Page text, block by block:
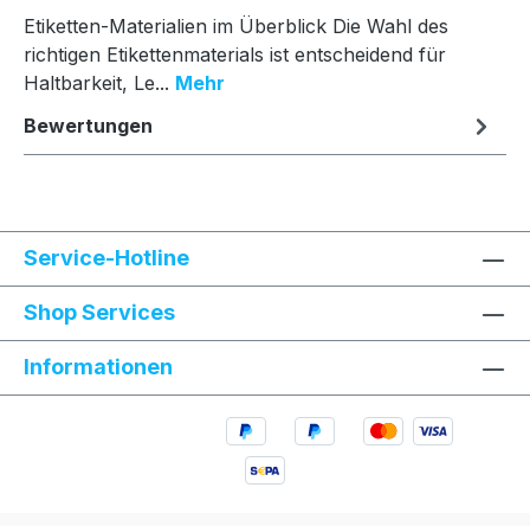
Etiketten-Materialien im Überblick Die Wahl des
richtigen Etikettenmaterials ist entscheidend für
Haltbarkeit, Le... Mehr
Bewertungen
Service-Hotline
Shop Services
Informationen